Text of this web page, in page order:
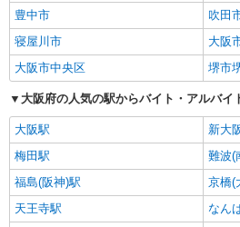
豊中市
吹田
寝屋川市
大阪
大阪市中央区
堺市
大阪府の人気の駅からバイト・アルバイ
大阪駅
新大
梅田駅
難波(
福島(阪神)駅
京橋(
天王寺駅
なん